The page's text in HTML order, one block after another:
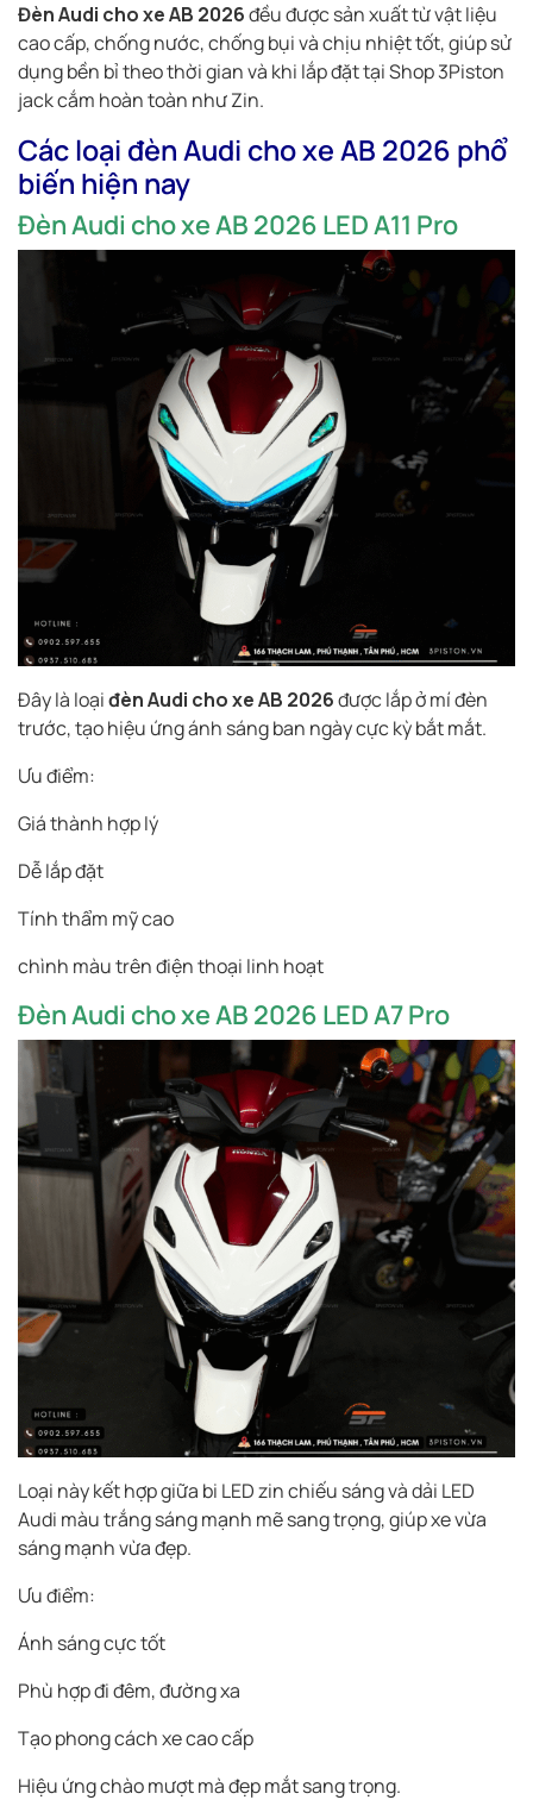
Đèn Audi cho xe AB 2026đều được sản xuất từ vật liệu
cao cấp, chống nước, chống bụi và chịu nhiệt tốt, giúp sử
dụng bền bỉ theo thời gian và khi lắp đặt tại Shop 3Piston
jack cắm hoàn toàn như Zin.
Các loại đèn Audi cho xe AB 2026 phổ
biến hiện nay
Đèn Audi cho xe AB 2026 LED A11 Pro
Đây là loạiđèn Audi cho xe AB 2026được lắp ở mí đèn
trước, tạo hiệu ứng ánh sáng ban ngày cực kỳ bắt mắt.
Ưu điểm:
Giá thành hợp lý
Dễ lắp đặt
Tính thẩm mỹ cao
chình màu trên điện thoại linh hoạt
Đèn Audi cho xe AB 2026 LED A7 Pro
Loại này kết hợp giữa bi LED zin chiếu sáng và dải LED
Audi màu trắng sáng mạnh mẽ sang trọng, giúp xe vừa
sáng mạnh vừa đẹp.
Ưu điểm:
Ánh sáng cực tốt
Phù hợp đi đêm, đường xa
Tạo phong cách xe cao cấp
Hiệu ứng chào mượt mà đẹp mắt sang trọng.